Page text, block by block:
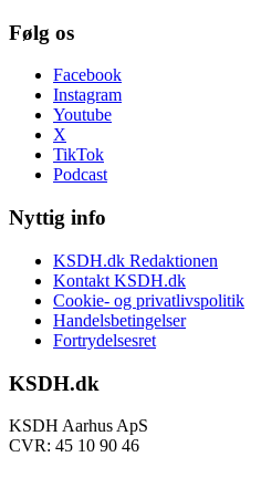
Følg os
Facebook
Instagram
Youtube
X
TikTok
Podcast
Nyttig info
KSDH.dk Redaktionen
Kontakt KSDH.dk
Cookie- og privatlivspolitik
Handelsbetingelser
Fortrydelsesret
KSDH.dk
KSDH Aarhus ApS
CVR: 45 10 90 46